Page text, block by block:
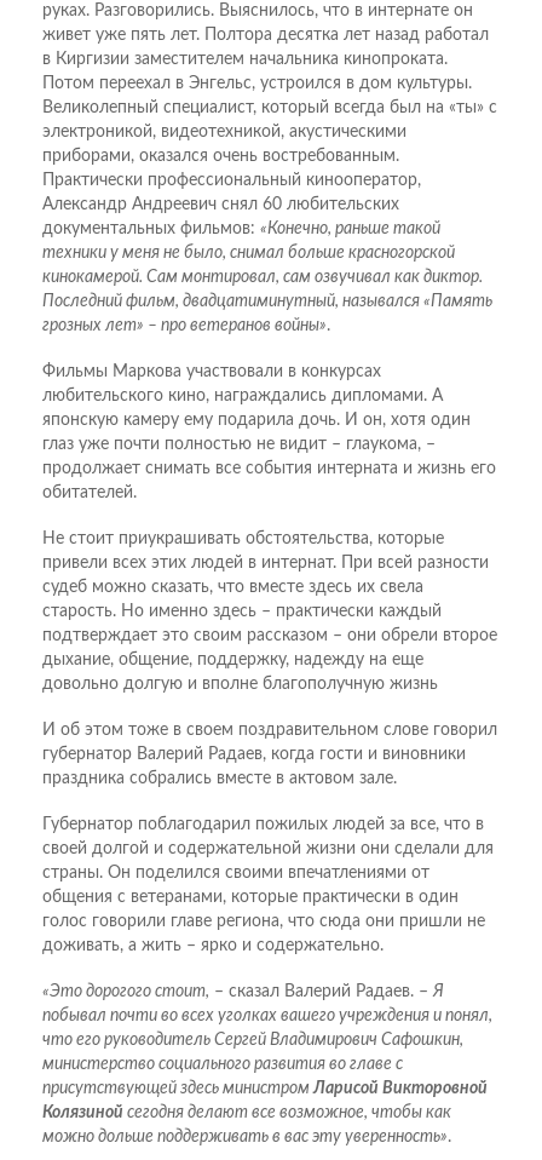
руках. Разговорились. Выяснилось, что в интернате он
живет уже пять лет. Полтора десятка лет назад работал
в Киргизии заместителем начальника кинопроката.
Потом переехал в Энгельс, устроился в дом культуры.
Великолепный специалист, который всегда был на «ты» с
электроникой, видео­техникой, акустическими
приборами, оказался очень востребованным.
Практически профессиональный кинооператор,
Александр Андреевич снял 60 любительских
документальных фильмов: «Конечно, раньше такой
техники у меня не было, снимал больше красногорской
кинокамерой. Сам монтировал, сам озвучивал как диктор.
Последний фильм, двадцатиминутный, назывался «Память
грозных лет» – про ветеранов войны».
Фильмы Маркова участвовали в конкурсах
любительского кино, награждались дипломами. А
японскую камеру ему подарила дочь. И он, хотя один
глаз уже почти полностью не видит – глаукома, –
продолжает снимать все события интерната и жизнь его
обитателей.
Не стоит приукрашивать обстоятельства, которые
привели всех этих людей в интернат. При всей разности
судеб можно сказать, что вместе здесь их свела
старость. Но именно здесь – практически каждый
подтверждает это своим рассказом – они обрели второе
дыхание, общение, поддержку, надежду на еще
довольно долгую и вполне благополучную жизнь
И об этом тоже в своем поздравительном слове говорил
губернатор Валерий Радаев, когда гости и виновники
праздника собрались вместе в актовом зале.
Губернатор поблагодарил пожилых людей за все, что в
своей долгой и содержательной жизни они сделали для
страны. Он поделился своими впечатлениями от
общения с ветеранами, которые практически в один
голос говорили главе региона, что сюда они пришли не
доживать, а жить – ярко и содержательно.
«Это дорогого стоит, – сказал Валерий Радаев. –Я
побывал почти во всех уголках вашего учреждения и понял,
что его руководитель Сергей Владимирович Сафошкин,
министерство социального развития во главе с
присутствующей здесь министромЛарисой Викторовной
Колязиной сегодня делают все возможное, чтобы как
можно дольше поддерживать в вас эту уверенность».